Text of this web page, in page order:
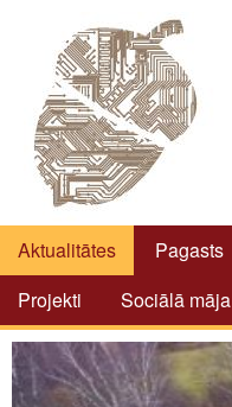
Aktualitātes Pagasts
Projekti
Sociālā māja